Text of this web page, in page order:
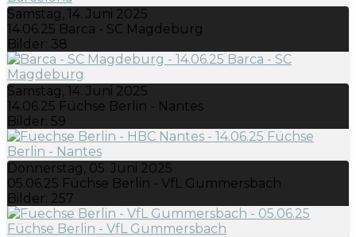
Samstag, 14. Juni 2025
14.06.25 Barca - SC Magdeburg
Bilder: 38
Samstag, 14. Juni 2025
14.06.25 Füchse Berlin - Nantes
Bilder: 59
Donnerstag, 05. Juni 2025
05.06.25 Füchse Berlin - VfL Gummersbach
Bilder: 257